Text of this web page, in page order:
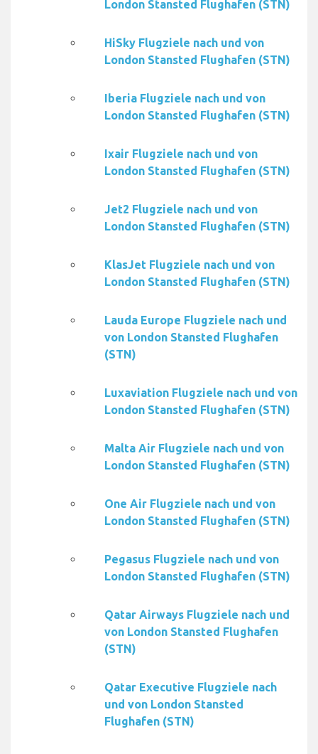
London Stansted Flughafen (STN)
HiSky Flugziele nach und von
London Stansted Flughafen (STN)
Iberia Flugziele nach und von
London Stansted Flughafen (STN)
Ixair Flugziele nach und von
London Stansted Flughafen (STN)
Jet2 Flugziele nach und von
London Stansted Flughafen (STN)
KlasJet Flugziele nach und von
London Stansted Flughafen (STN)
Lauda Europe Flugziele nach und
von London Stansted Flughafen
(STN)
Luxaviation Flugziele nach und von
London Stansted Flughafen (STN)
Malta Air Flugziele nach und von
London Stansted Flughafen (STN)
One Air Flugziele nach und von
London Stansted Flughafen (STN)
Pegasus Flugziele nach und von
London Stansted Flughafen (STN)
Qatar Airways Flugziele nach und
von London Stansted Flughafen
(STN)
Qatar Executive Flugziele nach
und von London Stansted
Flughafen (STN)